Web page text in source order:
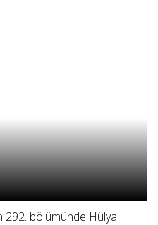
292. bölümünde Hülya